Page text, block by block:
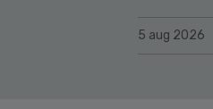
5 aug 2026